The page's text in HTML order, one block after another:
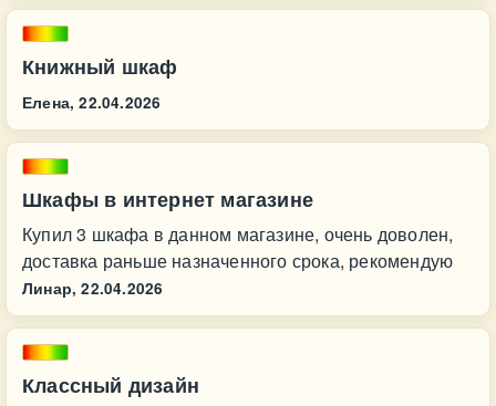
Книжный шкаф
Елена, 22.04.2026
Шкафы в интернет магазине
Купил 3 шкафа в данном магазине, очень доволен,
доставка раньше назначенного срока, рекомендую
Линар, 22.04.2026
Классный дизайн